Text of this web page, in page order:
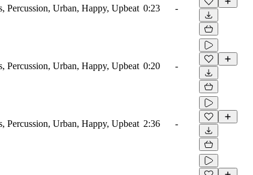
Percussion, Urban, Happy, Upbeat 0:23 -
Percussion, Urban, Happy, Upbeat 0:20 -
Percussion, Urban, Happy, Upbeat 2:36 -